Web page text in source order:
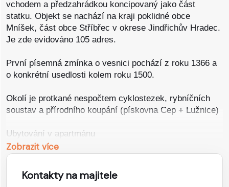
vchodem a předzahrádkou koncipovaný jako část
statku. Objekt se nachází na kraji poklidné obce
Mníšek, část obce Stříbřec v okrese Jindřichův Hradec.
Je zde evidováno 105 adres.
První písemná zmínka o vesnici pochází z roku 1366 a
o konkrétní usedlosti kolem roku 1500.
Okolí je protkané nespočtem cyklostezek, rybníčních
soustav a přírodního koupání (pískovna Cep + Lužnice)
Ubytování v apartmánu
Pronájem apartmánu pro 2 až 4 osoby v 1 ložnici.
Ložnice a pokoje:
Samostatná ložnice s manželskou postelí s výhledem
Zobrazit více
Kontakty na majitele